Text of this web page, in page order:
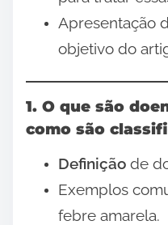
Apresentação
objetivo do
1. O que são
como são
Definição de
Exemplos
febre amarela.